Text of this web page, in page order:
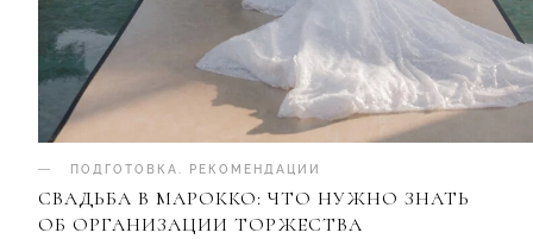
ПОДГОТОВКА РЕКОМЕНДАЦИИ
СВАДЬБА В МАРОККО: ЧТО НУЖНО ЗНАТЬ
ОБ ОРГАНИЗАЦИИ ТОРЖЕСТВА